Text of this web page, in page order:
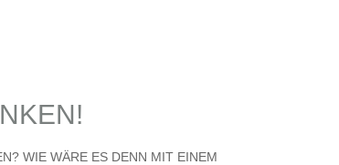
WIE WÄRE ES DENN MIT EINEM